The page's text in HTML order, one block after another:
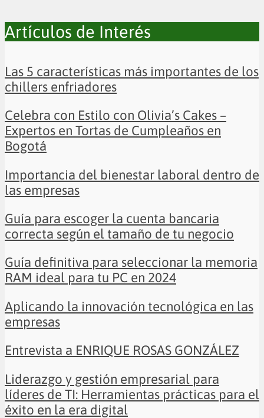
Artículos de Interés
Las 5 características más importantes de los
chillers enfriadores
Celebra con Estilo con Olivia’s Cakes –
Expertos en Tortas de Cumpleaños en
Bogotá
Importancia del bienestar laboral dentro de
las empresas
Guía para escoger la cuenta bancaria
correcta según el tamaño de tu negocio
Guía definitiva para seleccionar la memoria
RAM ideal para tu PC en 2024
Aplicando la innovación tecnológica en las
empresas
Entrevista a ENRIQUE ROSAS GONZÁLEZ
Liderazgo y gestión empresarial para
líderes de TI: Herramientas prácticas para el
éxito en la era digital